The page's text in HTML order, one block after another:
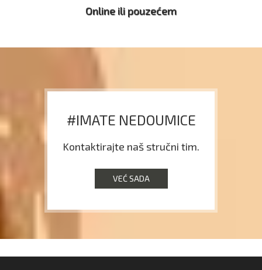
Online ili pouzećem
#IMATE NEDOUMICE
Kontaktirajte naš stručni tim.
VEĆ SADA